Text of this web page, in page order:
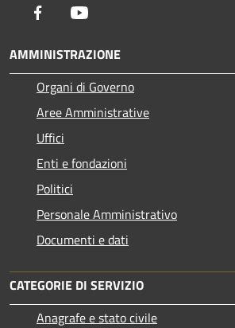
Facebook
AMMINISTRAZIONE
Organi di Governo
Aree Amministrative
Uffici
Enti e fondazioni
Politici
Personale Amministrativo
Documenti e dati
CATEGORIE DI SERVIZIO
Anagrafe e stato civile